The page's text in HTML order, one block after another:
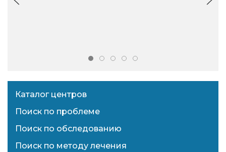
Каталог центров
Поиск по проблеме
Поиск по обследованию
Поиск по методу лечения